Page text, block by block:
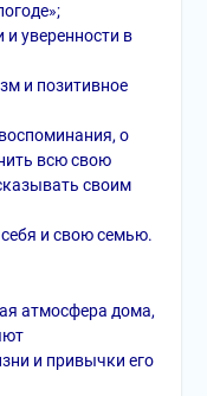
уверенности в
и позитивное
о
всю свою
своим
и свою семью.
атмосфера дома,
и привычки его